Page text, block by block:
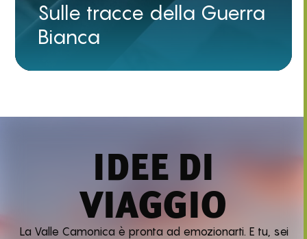
Sulle tracce della Guerra
Bianca
IDEE DI
VIAGGIO
La Valle Camonica è pronta ad emozionarti. E tu, sei